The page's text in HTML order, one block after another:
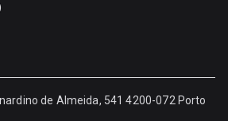
de Almeida, 541 4200-072 Porto